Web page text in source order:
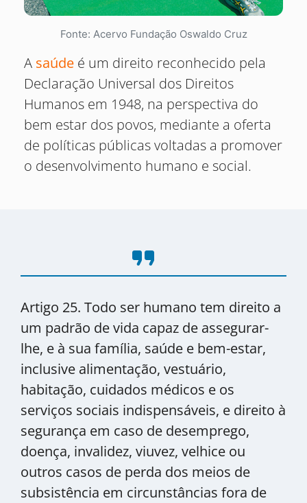
Fonte: Acervo Fundação Oswaldo Cruz
A saúdeé um direito reconhecido pela
Declaração Universal dos Direitos
Humanos em 1948, na perspectiva do
bem estar dos povos, mediante a oferta
de políticas públicas voltadas a promover
o desenvolvimento humano e social.
format_quote
Artigo 25. Todo ser humano tem direito a
um padrão de vida capaz de assegurar-
lhe, e à sua família, saúde e bem-estar,
inclusive alimentação, vestuário,
habitação, cuidados médicos e os
serviços sociais indispensáveis, e direito à
segurança em caso de desemprego,
doença, invalidez, viuvez, velhice ou
outros casos de perda dos meios de
subsistência em circunstâncias fora de